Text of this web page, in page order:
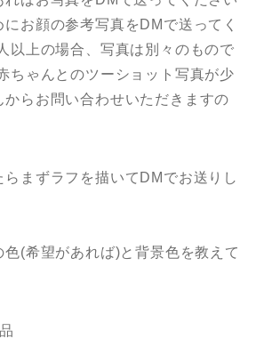
お顔の参考写真をDMで送ってく
以上の場合、写真は別々のもので
ちゃんとのツーショット写真が少
からお問い合わせいただきますの
まずラフを描いてDMでお送りし
(希望があれば)と背景色を教えて